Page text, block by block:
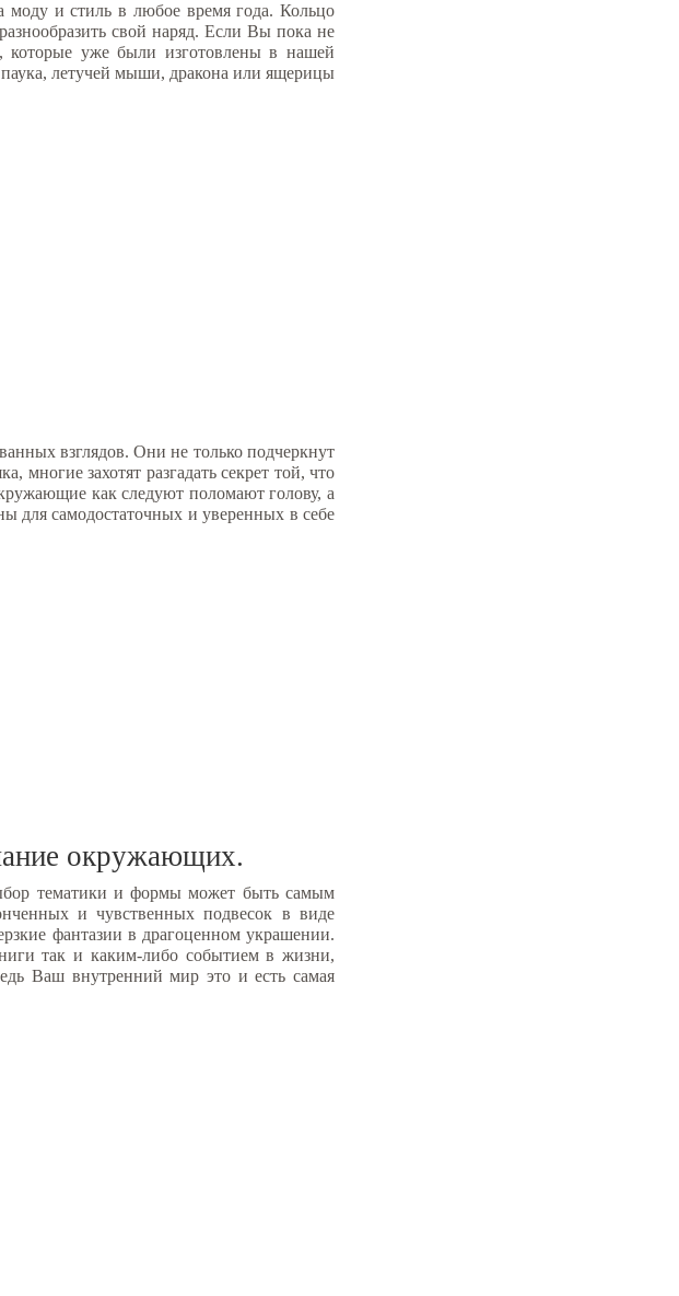
моду и стиль в любое время года. Кольцо
свой наряд. Если Вы пока не
которые уже были изготовлены в нашей
паука, летучей мыши, дракона или ящерицы
взглядов. Они не только подчеркнут
многие захотят разгадать секрет той, что
как следуют поломают голову, а
для самодостаточных и уверенных в себе
окружающих.
тематики и формы может быть самым
и чувственных подвесок в виде
фантазии в драгоценном украшении.
так и каким-либо событием в жизни,
Ваш внутренний мир это и есть самая